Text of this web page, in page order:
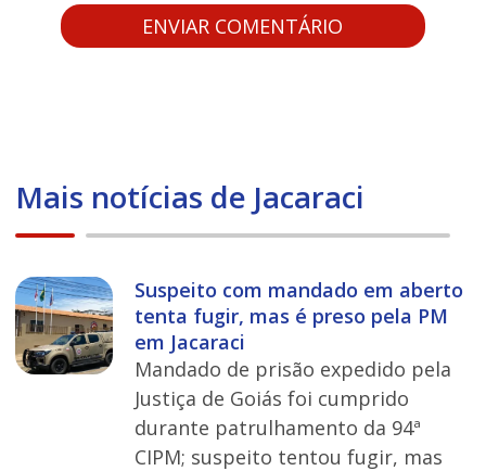
Mais notícias de Jacaraci
Suspeito com mandado em aberto
tenta fugir, mas é preso pela PM
em Jacaraci
Mandado de prisão expedido pela
Justiça de Goiás foi cumprido
durante patrulhamento da 94ª
CIPM; suspeito tentou fugir, mas